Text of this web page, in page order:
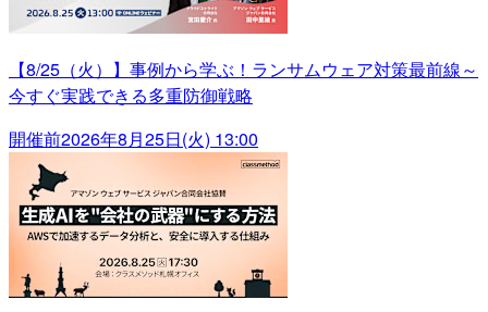
【8/25（火）】事例から学ぶ！ランサムウェア対策最前線～
今すぐ実践できる多重防御戦略
開催前2026年8月25日(火) 13:00